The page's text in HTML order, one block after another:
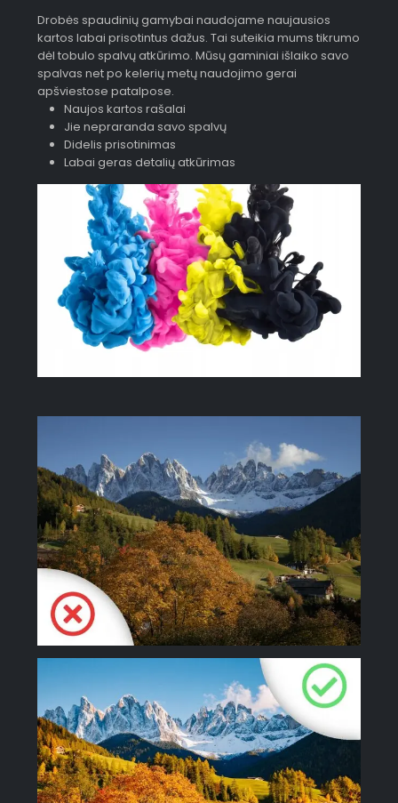
Drobės spaudinių gamybai naudojame naujausios
kartos labai prisotintus dažus. Tai suteikia mums tikrumo
dėl tobulo spalvų atkūrimo. Mūsų gaminiai išlaiko savo
spalvas net po kelerių metų naudojimo gerai
apšviestose patalpose.
Naujos kartos rašalai
Jie nepraranda savo spalvų
Didelis prisotinimas
Labai geras detalių atkūrimas